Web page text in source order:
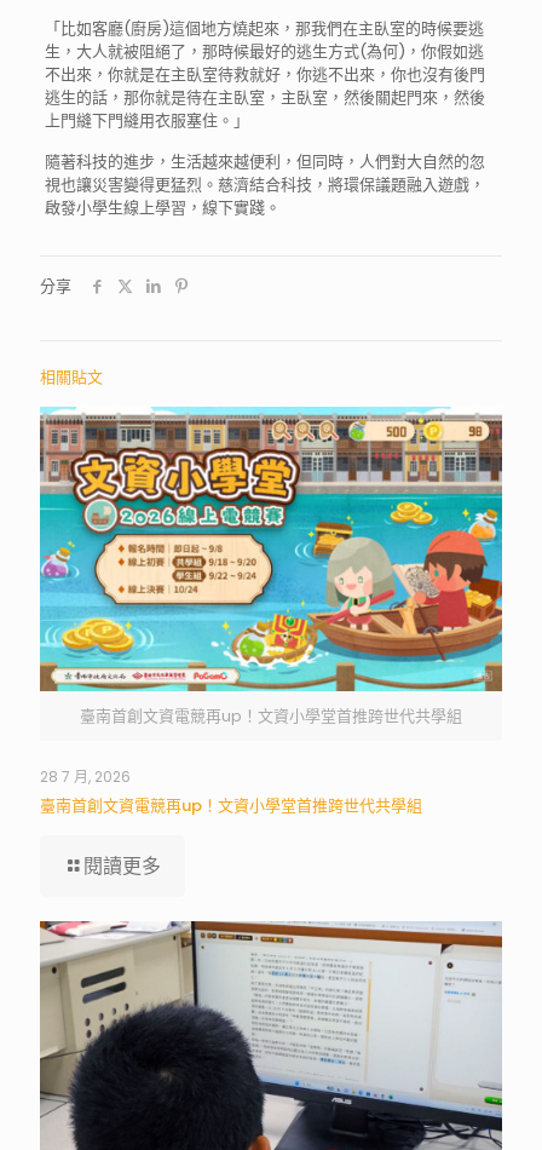
「比如客廳(廚房)這個地方燒起來，那我們在主臥室的時候要逃
生，大人就被阻絕了，那時候最好的逃生方式(為何)，你假如逃
不出來，你就是在主臥室待救就好，你逃不出來，你也沒有後門
逃生的話，那你就是待在主臥室，主臥室，然後關起門來，然後
上門縫下門縫用衣服塞住。」
隨著科技的進步，生活越來越便利，但同時，人們對大自然的忽
視也讓災害變得更猛烈。慈濟結合科技，將環保議題融入遊戲，
啟發小學生線上學習，線下實踐。
分享
相關貼文
臺南首創文資電競再up！文資小學堂首推跨世代共學組
28 7 月, 2026
臺南首創文資電競再up！文資小學堂首推跨世代共學組
閱讀更多